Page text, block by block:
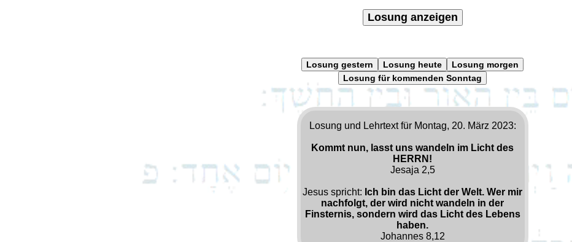
Losung anzeigen
Losung gestern Losung heute
Losung morgen
Losung für kommenden Sonntag
Losung und Lehrtext für Montag, 20. März 2023:
Kommt nun, lasst uns wandeln im Licht des
HERRN!
Jesaja 2,5
Jesus spricht: Ich bin das Licht der Welt. Wer mir
nachfolgt, der wird nicht wandeln in der
Finsternis, sondern wird das Licht des Lebens
haben.
Johannes 8,12